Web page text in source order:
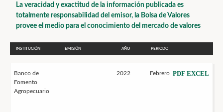
La veracidad y exactitud de la información publicada es
totalmente responsabilidad del emisor, la Bolsa de Valores
provee el medio para el conocimiento del mercado de valores
INSTITUCIÓN EMISIÓN AÑO PERIODO
Banco de
Fomento
Agropecuario
2022 Febrero PDF EXCEL